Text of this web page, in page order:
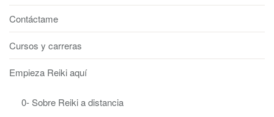
Contáctame
Cursos y carreras
Empieza Reiki aquí
0- Sobre Reiki a distancia